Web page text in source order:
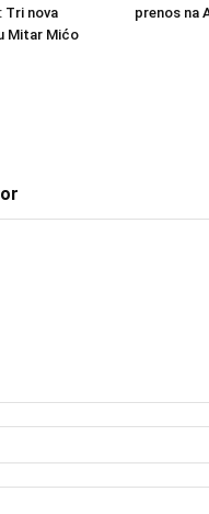
Tri nova
Mitar Mićo
prenos na